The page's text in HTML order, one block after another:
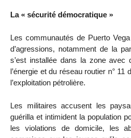
La « sécurité démocratique »
Les communautés de Puerto
d’agressions, notamment de la
s’est installée dans la zone avec
l’énergie et du réseau routier n° 11
l’exploitation pétrolière.
Les militaires accusent les
guérilla et intimident la population
les violations de domicile, les